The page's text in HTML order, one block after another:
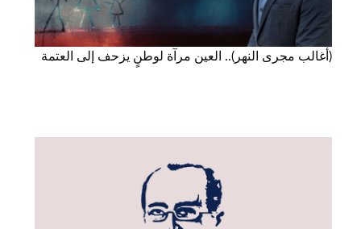
(أغالب مجرى النهر).. العين مرآة لوطنٍ يزحف إلى العتمة